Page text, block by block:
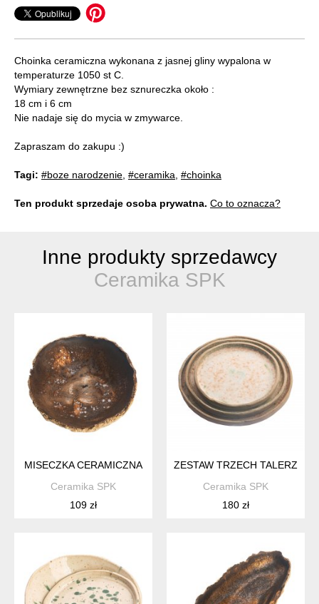
Choinka ceramiczna wykonana z jasnej gliny wypalona w
temperaturze 1050 st C.
Wymiary zewnętrzne bez sznureczka około :
18 cm i 6 cm
Nie nadaje się do mycia w zmywarce.
Zapraszam do zakupu :)
Tagi: #boze narodzenie #ceramika #choinka
Ten produkt sprzedaje osoba prywatna. Co to oznacza?
Inne produkty sprzedawcy
Ceramika SPK
MISECZKA CERAMICZNA
Ceramika SPK
109 zł
ZESTAW TRZECH TALERZY
Ceramika SPK
180 zł